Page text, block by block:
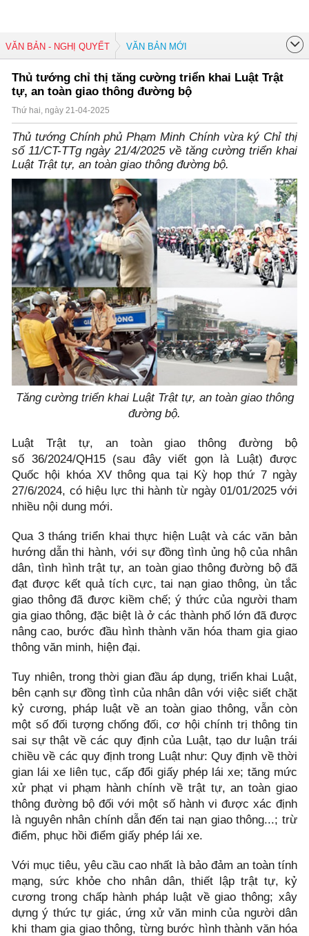
VĂN BẢN - NGHỊ QUYẾT VĂN BẢN MỚI
Thủ tướng chỉ thị tăng cường triển khai Luật Trật
tự, an toàn giao thông đường bộ
Thứ hai, ngày 21-04-2025
Thủ tướng Chính phủ Phạm Minh Chính vừa ký Chỉ thị
số 11/CT-TTg ngày 21/4/2025 về tăng cường triển khai
Luật Trật tự, an toàn giao thông đường bộ.
Tăng cường triển khai Luật Trật tự, an toàn giao thông
đường bộ.
Luật Trật tự, an toàn giao thông đường bộ
số 36/2024/QH15 (sau đây viết gọn là Luật) được
Quốc hội khóa XV thông qua tại Kỳ họp thứ 7 ngày
27/6/2024, có hiệu lực thi hành từ ngày 01/01/2025 với
nhiều nội dung mới.
Qua 3 tháng triển khai thực hiện Luật và các văn bản
hướng dẫn thi hành, với sự đồng tình ủng hộ của nhân
dân, tình hình trật tự, an toàn giao thông đường bộ đã
đạt được kết quả tích cực, tai nạn giao thông, ùn tắc
giao thông đã được kiềm chế; ý thức của người tham
gia giao thông, đặc biệt là ở các thành phố lớn đã được
nâng cao, bước đầu hình thành văn hóa tham gia giao
thông văn minh, hiện đại.
Tuy nhiên, trong thời gian đầu áp dụng, triển khai Luật,
bên cạnh sự đồng tình của nhân dân với việc siết chặt
kỷ cương, pháp luật về an toàn giao thông, vẫn còn
một số đối tượng chống đối, cơ hội chính trị thông tin
sai sự thật về các quy định của Luật, tạo dư luận trái
chiều về các quy định trong Luật như: Quy định về thời
gian lái xe liên tục, cấp đổi giấy phép lái xe; tăng mức
xử phạt vi phạm hành chính về trật tự, an toàn giao
thông đường bộ đối với một số hành vi được xác định
là nguyên nhân chính dẫn đến tai nạn giao thông...; trừ
điểm, phục hồi điểm giấy phép lái xe.
Với mục tiêu, yêu cầu cao nhất là bảo đảm an toàn tính
mạng, sức khỏe cho nhân dân, thiết lập trật tự, kỷ
cương trong chấp hành pháp luật về giao thông; xây
dựng ý thức tự giác, ứng xử văn minh của người dân
khi tham gia giao thông, từng bước hình thành văn hóa